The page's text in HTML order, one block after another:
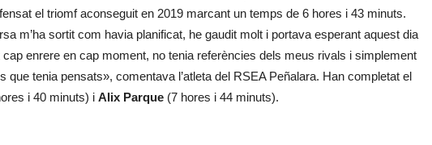
el triomf aconseguit en 2019 marcant un temps de 6 hores i 43 minuts.
m’ha sortit com havia planificat, he gaudit molt i portava esperant aquest dia
enrere en cap moment, no tenia referències dels meus rivals i simplement
que tenia pensats», comentava l’atleta del RSEA Peñalara. Han completat el
i 40 minuts) i Alix Parque (7 hores i 44 minuts).